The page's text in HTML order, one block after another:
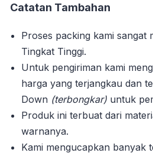
Catatan Tambahan
Proses packing kami sangat
Tingkat Tinggi.
Untuk pengiriman kami
harga yang terjangkau dan
Down (terbongkar) untuk
Produk ini terbuat dari
warnanya.
Kami mengucapkan banyak